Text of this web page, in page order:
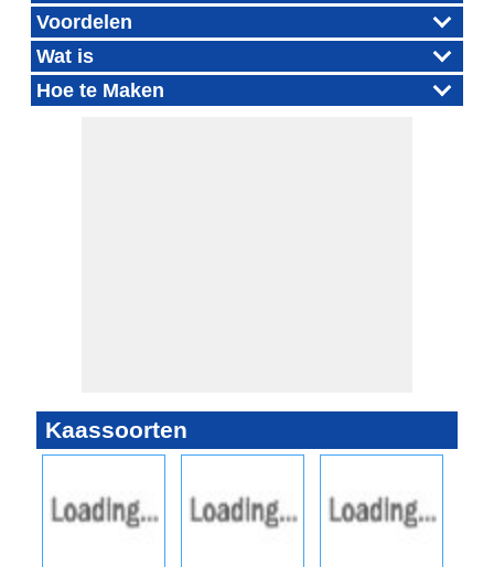
Voordelen
Wat is
Hoe te Maken
Kaassoorten